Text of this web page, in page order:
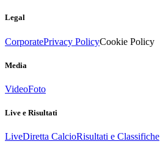
Legal
CorporatePrivacy PolicyCookie Policy
Media
VideoFoto
Live e Risultati
LiveDiretta CalcioRisultati e Classifiche